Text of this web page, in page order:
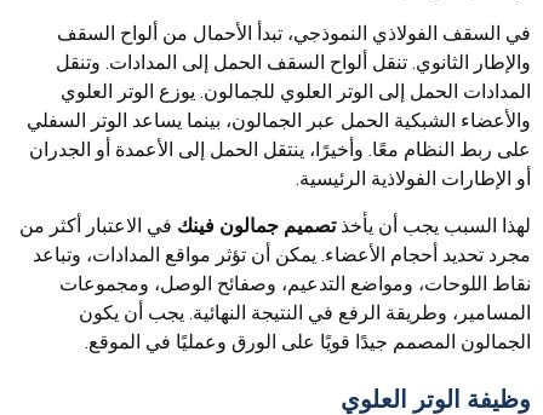
في السقف الفولاذي النموذجي، تبدأ الأحمال من ألواح السقف
والإطار الثانوي. تنقل ألواح السقف الحمل إلى المدادات. وتنقل
المدادات الحمل إلى الوتر العلوي للجمالون. يوزع الوتر العلوي
والأعضاء الشبكية الحمل عبر الجمالون، بينما يساعد الوتر السفلي
على ربط النظام معًا. وأخيرًا، ينتقل الحمل إلى الأعمدة أو الجدران
أو الإطارات الفولاذية الرئيسية.
لهذا السبب يجب أن يأخذتصميم جمالون فينك في الاعتبار أكثر من
مجرد تحديد أحجام الأعضاء. يمكن أن تؤثر مواقع المدادات، وتباعد
نقاط اللوحات، ومواضع التدعيم، وصفائح الوصل، ومجموعات
المسامير، وطريقة الرفع في النتيجة النهائية. يجب أن يكون
الجمالون المصمم جيدًا قويًا على الورق وعمليًا في الموقع.
وظيفة الوتر العلوي